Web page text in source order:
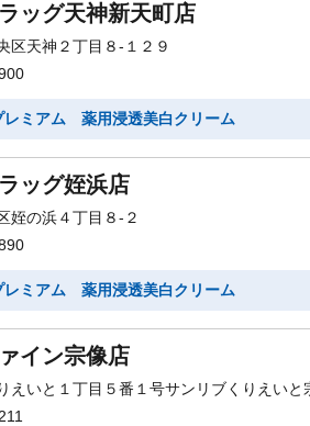
ッグ天神新天町店
区天神２丁目８-１２９
ミアム 薬用浸透美白クリーム
ッグ姪浜店
姪の浜４丁目８-２
ミアム 薬用浸透美白クリーム
イン宗像店
えいと１丁目５番１号サンリブくりえいと